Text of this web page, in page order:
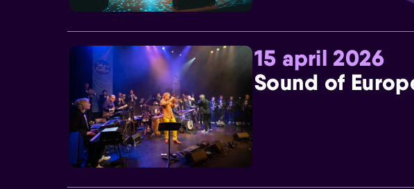
15 april 2026
Sound of